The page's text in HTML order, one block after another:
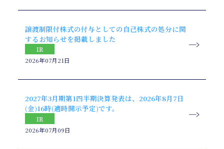
2026年07月21日
IR
譲渡制限付株式の付与としての自己株式の処分に関
するお知らせを掲載しました
2026年07月09日
IR
2027年3月期第1四半期決算発表は、2026年8月7日
(金)16時(適時開示予定)です。